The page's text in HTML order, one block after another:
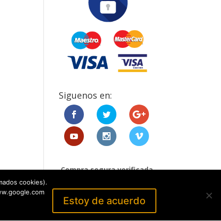
Siguenos en:
Compra segura verificada
cookies).
Estoy de acuerdo